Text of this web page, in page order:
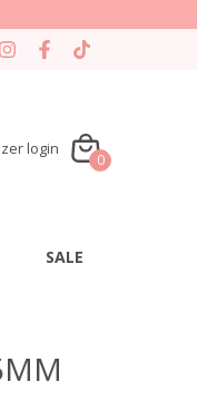
login
0
SALE